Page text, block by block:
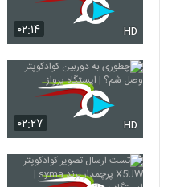
۰۲:۱۴ HD
۰۲:۲۷ HD